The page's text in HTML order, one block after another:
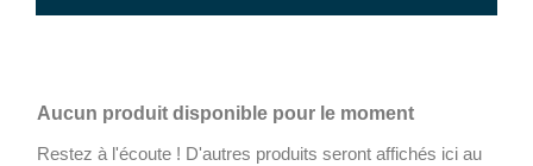
Aucun produit disponible pour le moment
Restez à l'écoute ! D'autres produits seront affichés ici au